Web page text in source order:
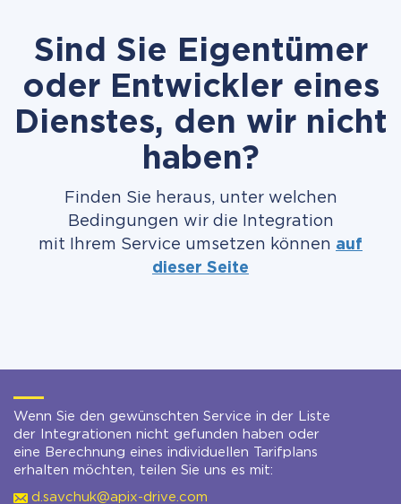
Sind Sie Eigentümer
oder Entwickler eines
Dienstes, den wir nicht
haben?
Finden Sie heraus, unter welchen
Bedingungen wir die Integration
mit Ihrem Service umsetzen können auf
dieser Seite
Wenn Sie den gewünschten Service in der Liste
der Integrationen nicht gefunden haben oder
eine Berechnung eines individuellen Tarifplans
erhalten möchten, teilen Sie uns es mit:
d.savchuk@apix-drive.com